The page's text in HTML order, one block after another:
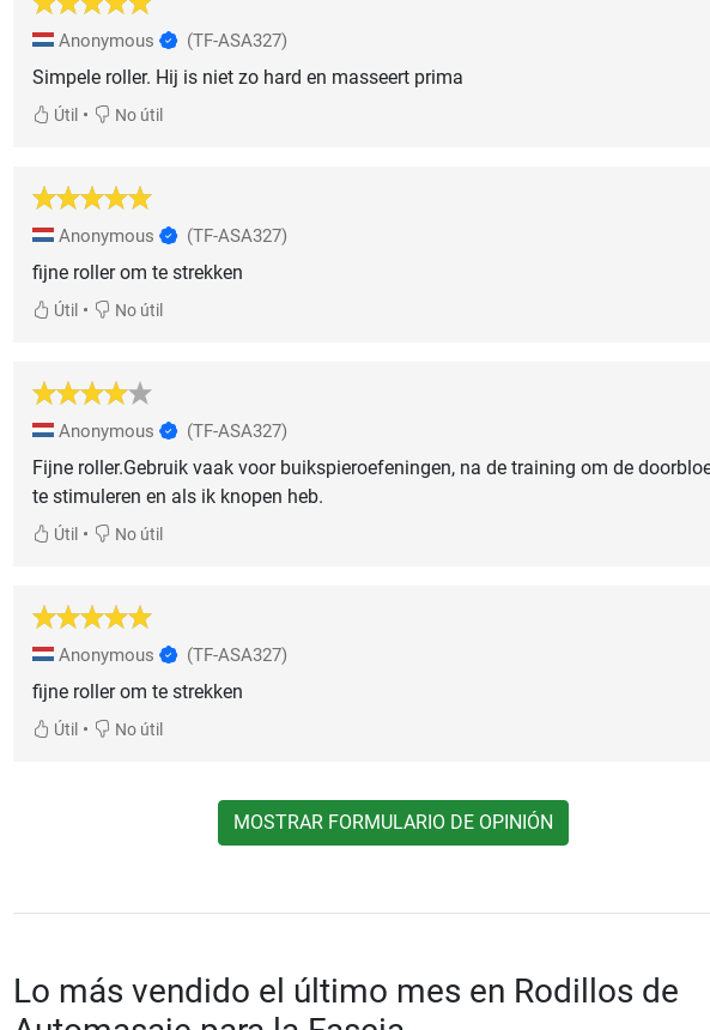
Anonymous (TF-ASA327)
Simpele roller. Hij is niet zo hard en masseert prima
Útil• No útil
Anonymous (TF-ASA327)
fijne roller om te strekken
Útil• No útil
Anonymous (TF-ASA327)
Fijne roller.Gebruik vaak voor buikspieroefeningen, na de training om de
te stimuleren en als ik knopen heb.
Útil• No útil
Anonymous (TF-ASA327)
fijne roller om te strekken
Útil• No útil
MOSTRAR FORMULARIO DE OPINIÓN
Lo más vendido el último mes en Rodillos de